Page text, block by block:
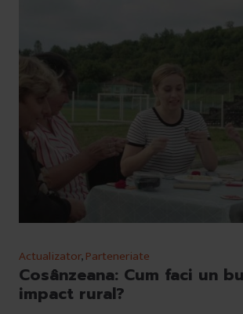
Actualizator,Parteneriate
Cosânzeana: Cum faci un
impact rural?